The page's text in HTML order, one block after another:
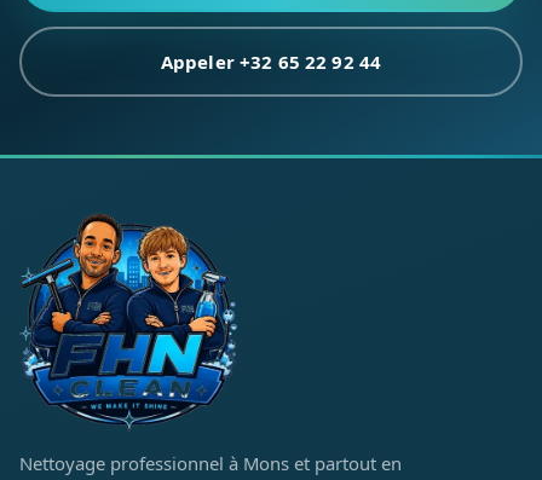
Appeler +32 65 22 92 44
Nettoyage professionnel à Mons et partout en